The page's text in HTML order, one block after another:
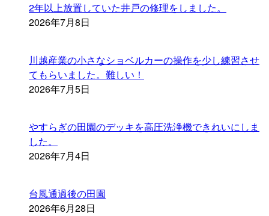
2年以上放置していた井戸の修理をしました。
2026年7月8日
川越産業の小さなショベルカーの操作を少し練習させ
てもらいました。難しい！
2026年7月5日
やすらぎの田園のデッキを高圧洗浄機できれいにしま
した。
2026年7月4日
台風通過後の田園
2026年6月28日